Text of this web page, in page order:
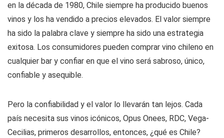
en la década de 1980, Chile siempre ha producido buenos
vinos y los ha vendido a precios elevados. El valor siempre
ha sido la palabra clave y siempre ha sido una estrategia
exitosa. Los consumidores pueden comprar vino chileno en
cualquier bar y confiar en que el vino será sabroso, único,
confiable y asequible.
Pero la confiabilidad y el valor lo llevarán tan lejos. Cada
país necesita sus vinos icónicos, Opus Onees, RDC, Vega-
Cecilias, primeros desarrollos, entonces, ¿qué es Chile?